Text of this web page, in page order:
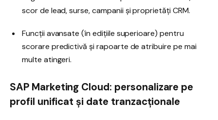
scor de lead, surse, campanii și proprietăți CRM.
Funcții avansate (în edițiile superioare) pentru
scorare predictivă și rapoarte de atribuire pe mai
multe atingeri.
SAP Marketing Cloud: personalizare pe
profil unificat și date tranzacționale